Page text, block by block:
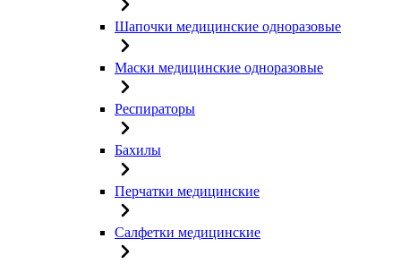
Шапочки медицинские одноразовые
Маски медицинские одноразовые
Респираторы
Бахилы
Перчатки медицинские
Салфетки медицинские